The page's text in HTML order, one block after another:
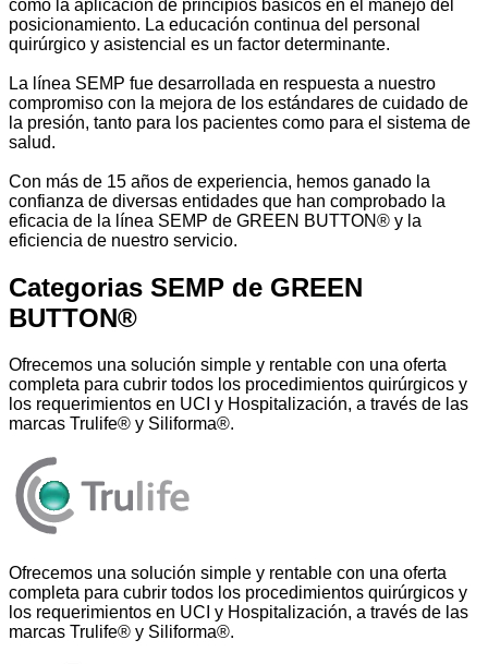
como la aplicación de principios básicos en el manejo del
posicionamiento. La educación continua del personal
quirúrgico y asistencial es un factor determinante.
La línea SEMP fue desarrollada en respuesta a nuestro
compromiso con la mejora de los estándares de cuidado de
la presión, tanto para los pacientes como para el sistema de
salud.
Con más de 15 años de experiencia, hemos ganado la
confianza de diversas entidades que han comprobado la
eficacia de la línea SEMP de GREEN BUTTON® y la
eficiencia de nuestro servicio.
Categorias SEMP de GREEN
BUTTON®
Ofrecemos una solución simple y rentable con una oferta
completa para cubrir todos los procedimientos quirúrgicos y
los requerimientos en UCI y Hospitalización, a través de las
marcas Trulife® y Siliforma®.
Ofrecemos una solución simple y rentable con una oferta
completa para cubrir todos los procedimientos quirúrgicos y
los requerimientos en UCI y Hospitalización, a través de las
marcas Trulife® y Siliforma®.